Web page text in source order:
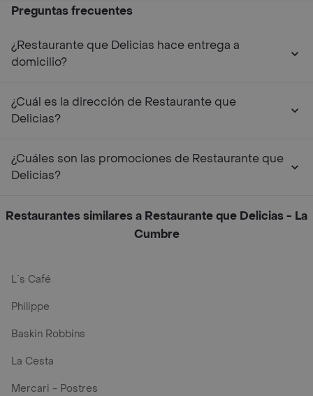
Preguntas frecuentes
¿Restaurante que Delicias hace entrega a
domicilio?
¿Cuál es la dirección de Restaurante que
Delicias?
¿Cuáles son las promociones de Restaurante que
Delicias?
Restaurantes similares a Restaurante que Delicias - La
Cumbre
L´s Café
Philippe
Baskin Robbins
La Cesta
Mercari - Postres